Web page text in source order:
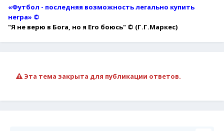
«Футбол - последняя возможность легально купить
негра» ©
"Я не верю в Бога, но я Его боюсь" © (Г.Г.Маркес)
Эта тема закрыта для публикации ответов.